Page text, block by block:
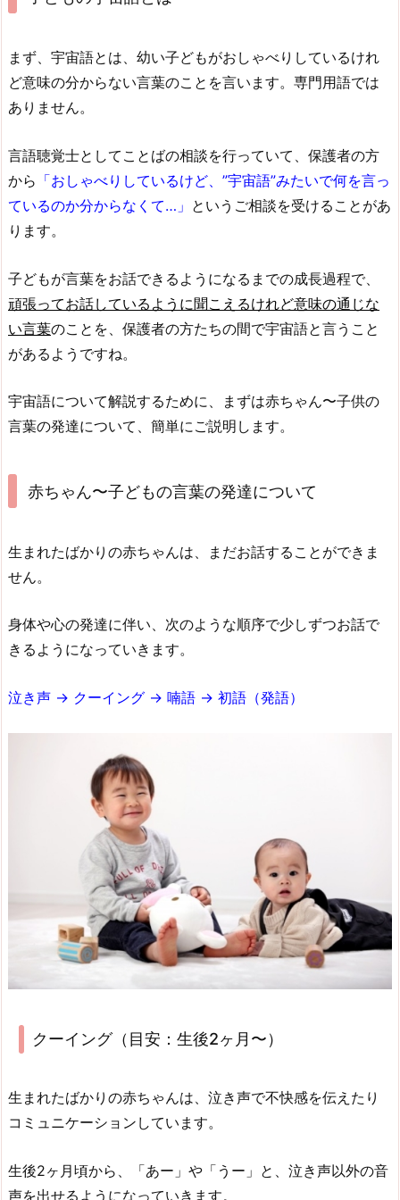
まず、宇宙語とは、幼い子どもがおしゃべりしているけれ
ど意味の分からない言葉のことを言います。専門用語では
ありません。
言語聴覚士としてことばの相談を行っていて、保護者の方
から 「おしゃべりしているけど、”宇宙語”みたいで何を言っ
ているのか分からなくて…」 というご相談を受けることがあ
ります。
子どもが言葉をお話できるようになるまでの成長過程で、
頑張ってお話しているように聞こえるけれど意味の通じな
い言葉のことを、保護者の方たちの間で宇宙語と言うこと
があるようですね。
宇宙語について解説するために、まずは赤ちゃん〜子供の
言葉の発達について、簡単にご説明します。
赤ちゃん〜子どもの言葉の発達について
生まれたばかりの赤ちゃんは、まだお話することができま
せん。
身体や心の発達に伴い、次のような順序で少しずつお話で
きるようになっていきます。
泣き声 → クーイング → 喃語 → 初語（発語）
クーイング（目安：生後2ヶ月〜）
生まれたばかりの赤ちゃんは、泣き声で不快感を伝えたり
コミュニケーションしています。
生後2ヶ月頃から、「あー」や「うー」と、泣き声以外の音
声を出せるようになっていきます。